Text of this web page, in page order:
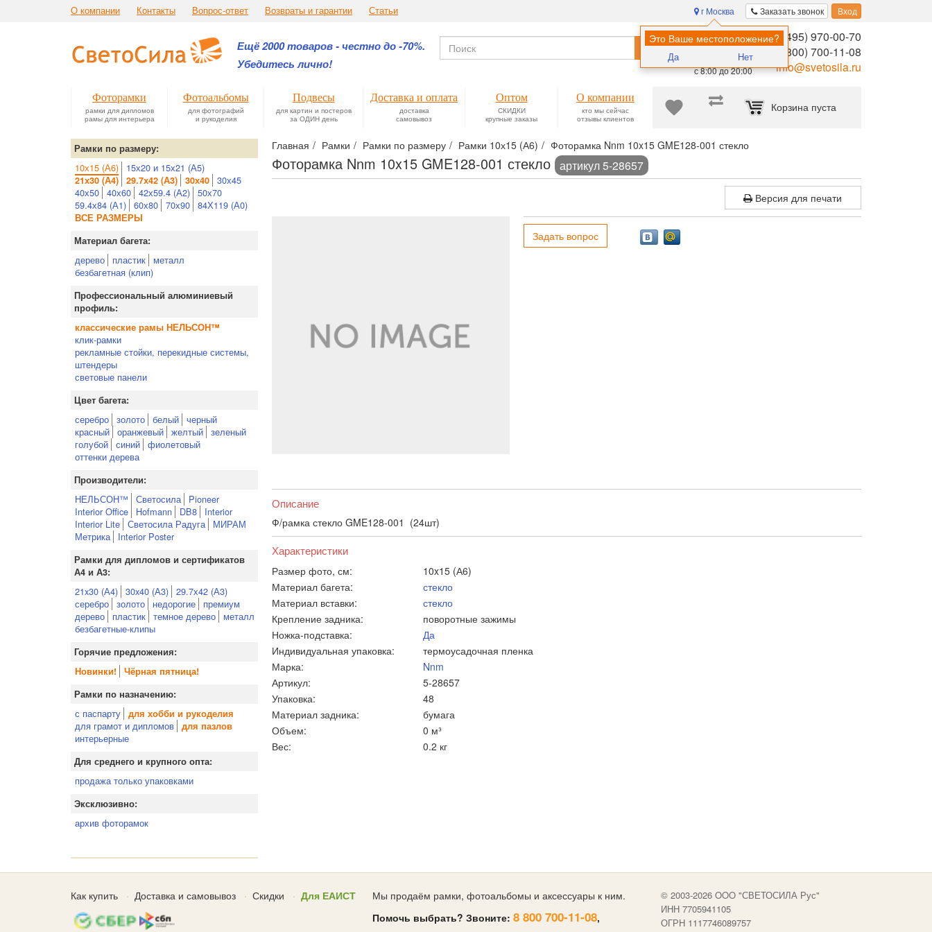
О компании Контакты Вопрос-ответ Возвраты и гарантии Статьи Заказать звонок Вход
г Москва
Это Ваше местоположение?
Да Нет
Ещё 2000 товаров - честно до -70%.
Убедитесь лично!
Помощь в
выборе:
Ежедневно,
с 8:00 до 20:00
8 (495) 970-00-70
8 (800) 700-11-08
info@svetosila.ru
Найти
Корзина пуста
Фоторамки
рамки для дипломов
рамы для интерьера
Фотоальбомы
для фотографий
и рукоделия
Подвесы
для картин и постеров
за ОДИН день
Доставка и оплата
доставка
самовывоз
Оптом
СКИДКИ
крупные заказы
О компании
кто мы сейчас
отзывы клиентов
Главная Рамки Рамки по размеру Рамки 10х15 (А6) Фоторамка Nnm 10x15 GME128-001 стекло
Фоторамка Nnm 10x15 GME128-001 стекло артикул 5-28657
Рамки по размеру:
10х15 (А6) 15х20 и 15х21 (А5)
21х30 (А4) 29.7х42 (А3) 30х40
30х45
40х50 40х60 42х59.4 (А2) 50х70
59.4х84 (А1) 60х80 70х90 84Х119 (А0)
ВСЕ РАЗМЕРЫ
Материал багета:
дерево пластик
металл
безбагетная (клип)
Профессиональный алюминиевый
профиль:
классические рамы НЕЛЬСОН™
клик-рамки
рекламные стойки, перекидные системы,
штендеры
световые панели
Цвет багета:
серебро золото белый черный
красный оранжевый желтый зеленый
голубой синий фиолетовый
оттенки дерева
Производители:
НЕЛЬСОН™ Светосила
Pioneer
Interior Office
Hofmann DB8
Interior
Interior Lite Светосила Радуга
МИРАМ
Метрика
Interior Poster
Рамки для дипломов и сертификатов
А4 и А3:
21x30 (А4) 30x40 (А3) 29.7х42 (А3)
серебро золото недорогие
премиум
дерево
пластик темное дерево
металл
безбагетные-клипы
Горячие предложения:
Новинки!
Чёрная пятница!
Рамки по назначению:
с паспарту для хобби и рукоделия
для грамот и дипломов для пазлов
интерьерные
Для среднего и крупного опта:
продажа только упаковками
Эксклюзивно:
архив фоторамок
Версия для печати
Задать вопрос
Описание
Ф/рамка стекло GME128-001 (24шт)
Характеристики
Размер фото, см:
10x15 (А6)
Материал багета:
стекло
Материал вставки:
стекло
Крепление задника:
поворотные зажимы
Ножка-подставка:
Да
Индивидуальная упаковка:
термоусадочная пленка
Марка:
Nnm
Артикул:
5-28657
Упаковка:
48
Материал задника:
бумага
Объем:
0 м³
Вес:
0.2 кг
Как купить Доставка и самовывоз Скидки Для ЕАИСТ
Мы продаём рамки, фотоальбомы и аксессуары к ним.
Помочь выбрать? Звоните: 8 800 700-11-08,
© 2003-2026 OOO "СВЕТОСИЛА Рус"
ИНН 7705941105
ОГРН 1117746089757